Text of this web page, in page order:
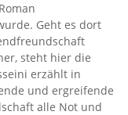
Geht es dort
steht hier die
erzählt in
und ergreifende
alle Not und